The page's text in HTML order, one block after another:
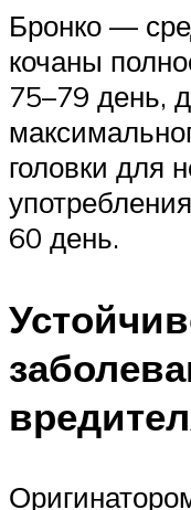
Бронко —
кочаны
75–79 день,
головки для
60 день.